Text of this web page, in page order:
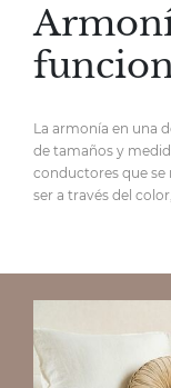
La armonía en una
de tamaños y
conductores que se
ser a través del